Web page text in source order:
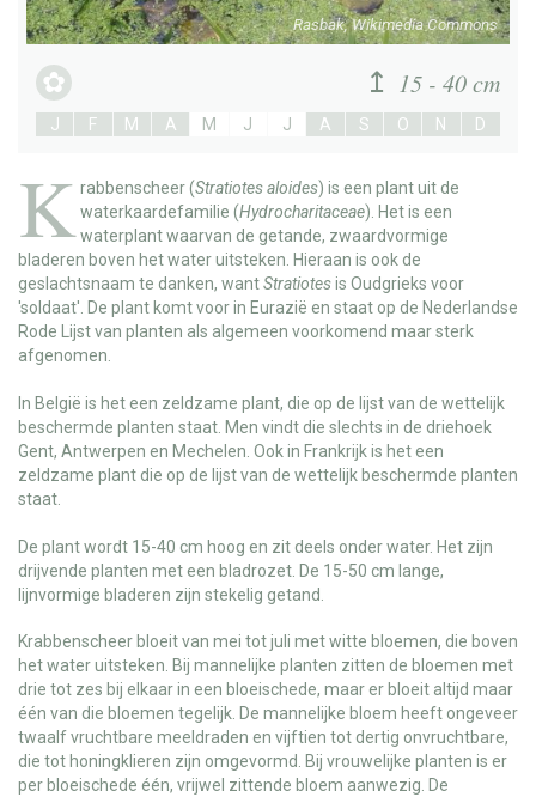
Rasbak, Wikimedia Commons
15 - 40 cm
J F M A M J J A S O N D
K rabbenscheer(Stratiotes aloides) is een plant uit de
waterkaardefamilie (Hydrocharitaceae). Het is een
waterplant waarvan de getande, zwaardvormige
bladeren boven het water uitsteken. Hieraan is ook de
geslachtsnaam te danken, wantStratiotesis Oudgrieks voor
'soldaat'. De plant komt voor in Eurazië en staat op de Nederlandse
Rode Lijst van planten als algemeen voorkomend maar sterk
afgenomen.
In België is het een zeldzame plant, die op de lijst van de wettelijk
beschermde planten staat. Men vindt die slechts in de driehoek
Gent, Antwerpen en Mechelen. Ook in Frankrijk is het een
zeldzame plant die op de lijst van de wettelijk beschermde planten
staat.
De plant wordt 15-40 cm hoog en zit deels onder water. Het zijn
drijvende planten met een bladrozet. De 15-50 cm lange,
lijnvormige bladeren zijn stekelig getand.
Krabbenscheer bloeit van mei tot juli met witte bloemen, die boven
het water uitsteken. Bij mannelijke planten zitten de bloemen met
drie tot zes bij elkaar in een bloeischede, maar er bloeit altijd maar
één van die bloemen tegelijk. De mannelijke bloem heeft ongeveer
twaalf vruchtbare meeldraden en vijftien tot dertig onvruchtbare,
die tot honingklieren zijn omgevormd. Bij vrouwelijke planten is er
per bloeischede één, vrijwel zittende bloem aanwezig. De